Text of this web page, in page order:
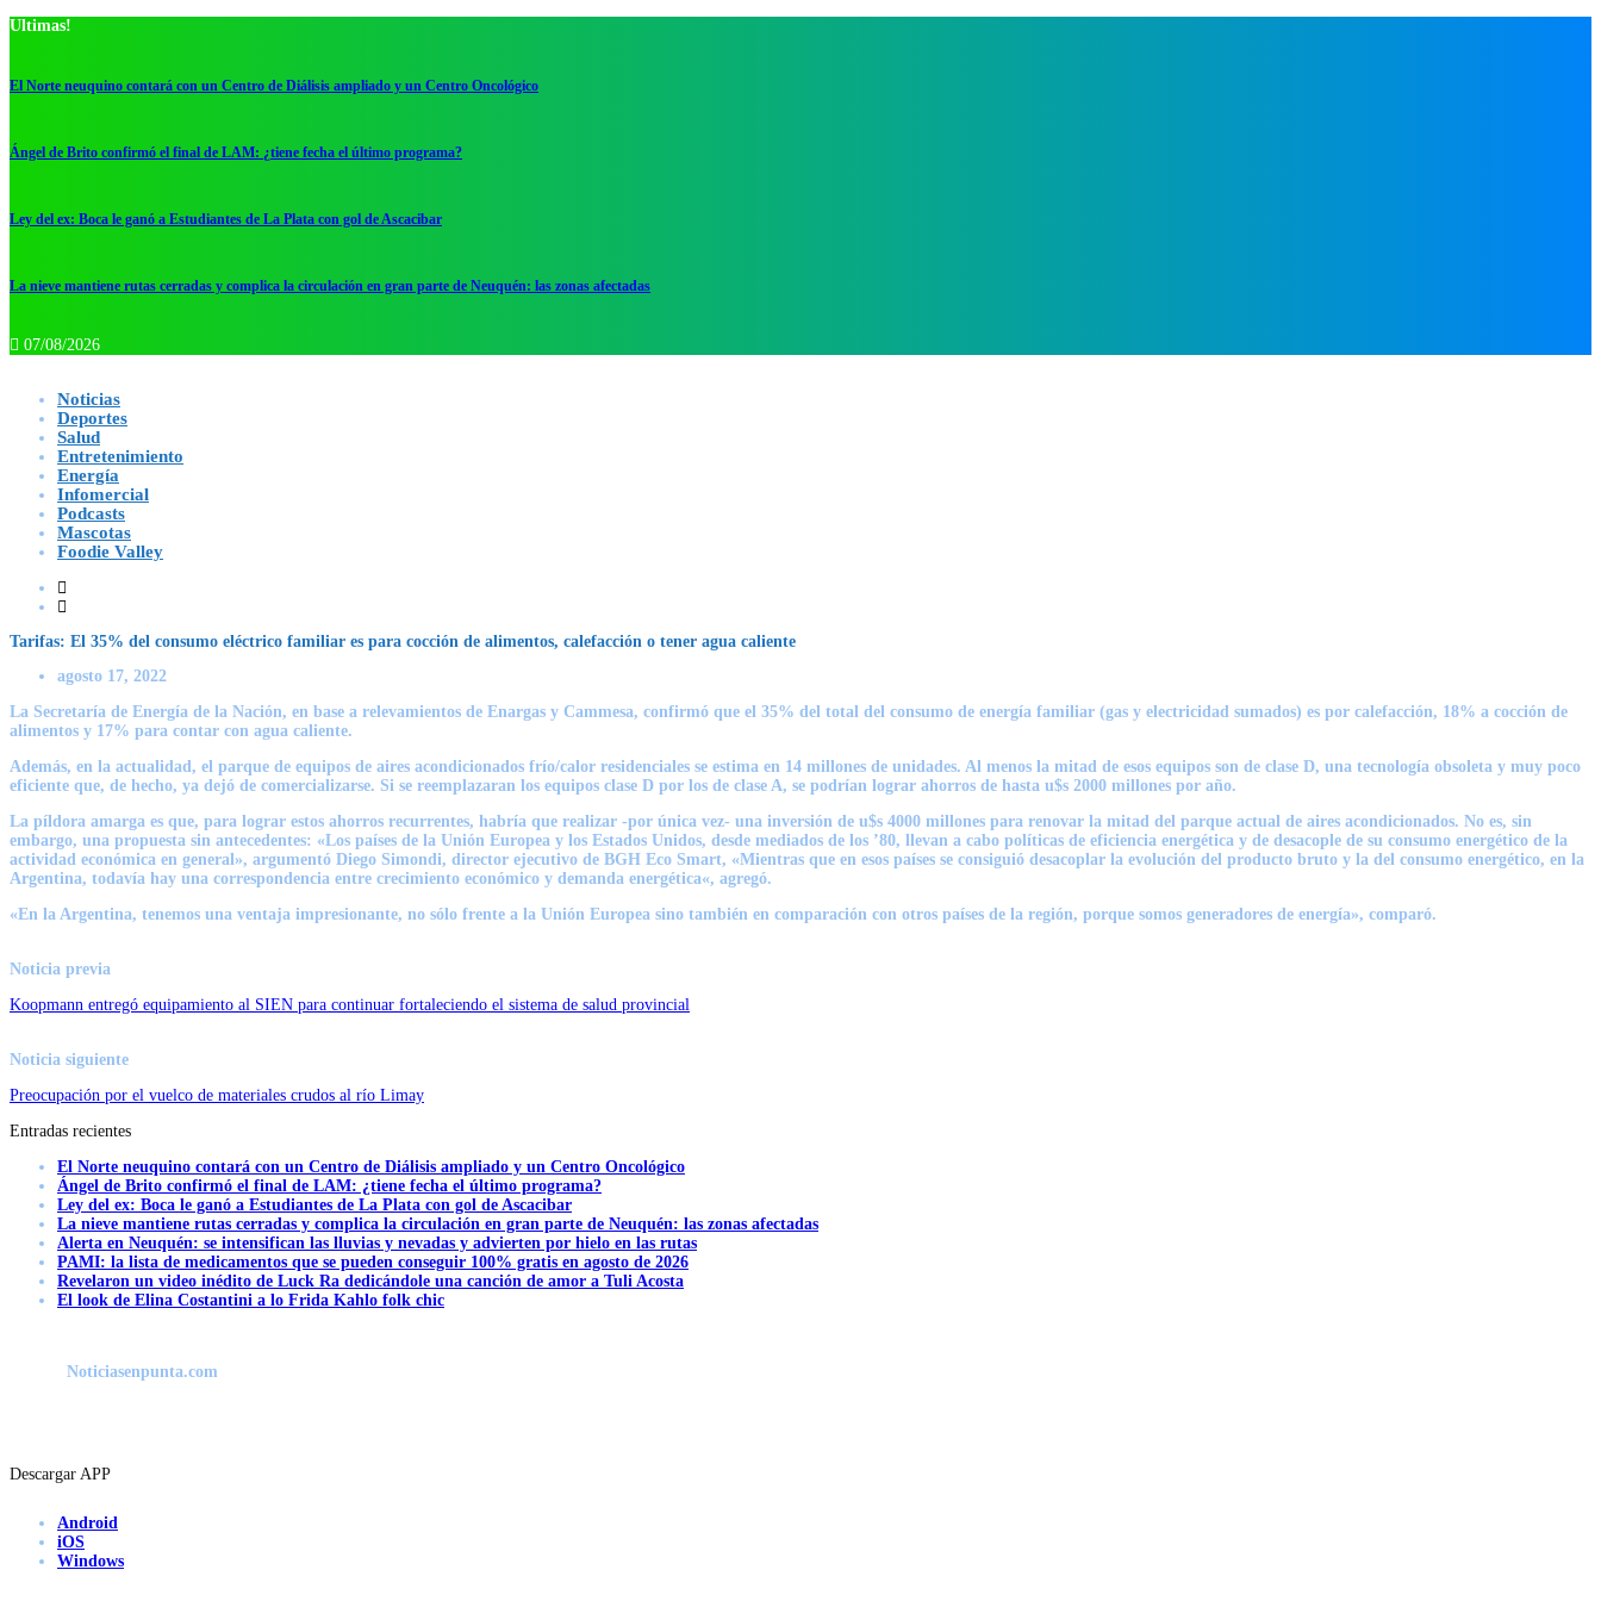
Ultimas!
El Norte neuquino contará con un Centro de Diálisis ampliado y un Centro Oncológico
Ángel de Brito confirmó el final de LAM: ¿tiene fecha el último programa?
Ley del ex: Boca le ganó a Estudiantes de La Plata con gol de Ascacibar
La nieve mantiene rutas cerradas y complica la circulación en gran parte de Neuquén: las zonas afectadas
07/08/2026
Noticias
Deportes
Salud
Entretenimiento
Energía
Infomercial
Podcasts
Mascotas
Foodie Valley
Tarifas: El 35% del consumo eléctrico familiar es para cocción de alimentos, calefacción o tener agua caliente
agosto 17, 2022
La Secretaría de Energía de la Nación, en base a relevamientos de Enargas y Cammesa, confirmó que el 35% del total del consumo de energía familiar (gas y electricidad sumados) es por calefacción, 18% a cocción de
alimentos y 17% para contar con agua caliente.
Además, en la actualidad, el parque de equipos de aires acondicionados frío/calor residenciales se estima en 14 millones de unidades. Al menos la mitad de esos equipos son de clase D, una tecnología obsoleta y muy poco
eficiente que, de hecho, ya dejó de comercializarse. Si se reemplazaran los equipos clase D por los de clase A, se podrían lograr ahorros de hasta u$s 2000 millones por año.
La píldora amarga es que, para lograr estos ahorros recurrentes, habría que realizar -por única vez- una inversión de u$s 4000 millones para renovar la mitad del parque actual de aires acondicionados. No es, sin
embargo, una propuesta sin antecedentes: «Los países de la Unión Europea y los Estados Unidos, desde mediados de los ’80, llevan a cabo políticas de eficiencia energética y de desacople de su consumo energético de la
actividad económica en general», argumentó Diego Simondi, director ejecutivo de BGH Eco Smart, «Mientras que en esos países se consiguió desacoplar la evolución del producto bruto y la del consumo energético, en la
Argentina, todavía hay una correspondencia entre crecimiento económico y demanda energética«, agregó.
«En la Argentina, tenemos una ventaja impresionante, no sólo frente a la Unión Europea sino también en comparación con otros países de la región, porque somos generadores de energía», comparó.
Noticia previa
Koopmann entregó equipamiento al SIEN para continuar fortaleciendo el sistema de salud provincial
Noticia siguiente
Preocupación por el vuelco de materiales crudos al río Limay
Entradas recientes
El Norte neuquino contará con un Centro de Diálisis ampliado y un Centro Oncológico
Ángel de Brito confirmó el final de LAM: ¿tiene fecha el último programa?
Ley del ex: Boca le ganó a Estudiantes de La Plata con gol de Ascacibar
La nieve mantiene rutas cerradas y complica la circulación en gran parte de Neuquén: las zonas afectadas
Alerta en Neuquén: se intensifican las lluvias y nevadas y advierten por hielo en las rutas
PAMI: la lista de medicamentos que se pueden conseguir 100% gratis en agosto de 2026
Revelaron un video inédito de Luck Ra dedicándole una canción de amor a Tuli Acosta
El look de Elina Costantini a lo Frida Kahlo folk chic
Noticiasenpunta.com
Descargar APP
Android
iOS
Windows